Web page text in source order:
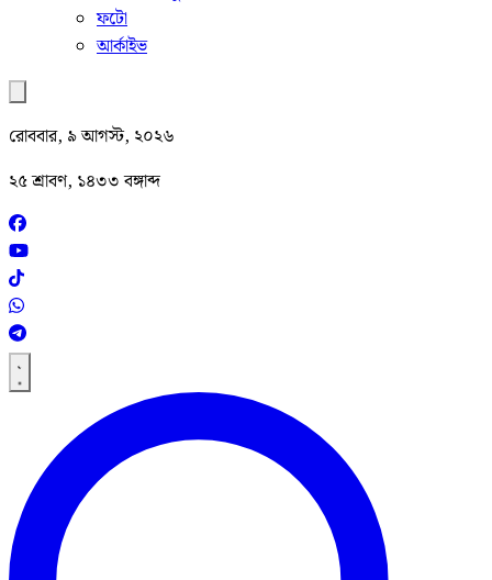
ফটো
আর্কাইভ
রোববার, ৯ আগস্ট, ২০২৬
২৫ শ্রাবণ, ১৪৩৩ বঙ্গাব্দ